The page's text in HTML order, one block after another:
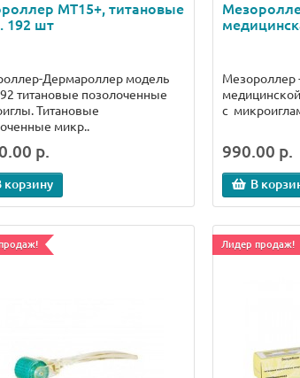
МТ15+, титановые
192 шт
Дермароллер модель
титановые позолоченные
Титановые
микр..
р.
корзину
Мезороллер
с
990.00 р.
В
Лидер продаж!